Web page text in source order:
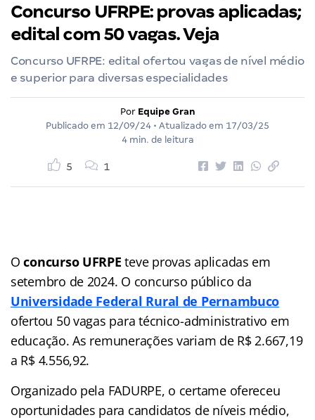
Concurso UFRPE: provas aplicadas;
edital com 50 vagas. Veja
Concurso UFRPE: edital ofertou vagas de nível médio
e superior para diversas especialidades
Por Equipe Gran
Publicado em 12/09/24 • Atualizado em 17/03/25
4 min. de leitura
5 1
Oconcurso UFRPE teve provas aplicadas em
setembro de 2024. O concurso público da
Universidade Federal Rural de Pernambuco
ofertou 50 vagas para técnico-administrativo em
educação. As remunerações variam de R$ 2.667,19
a R$ 4.556,92.
Organizado pela FADURPE, o certame ofereceu
oportunidades para candidatos de níveis médio,